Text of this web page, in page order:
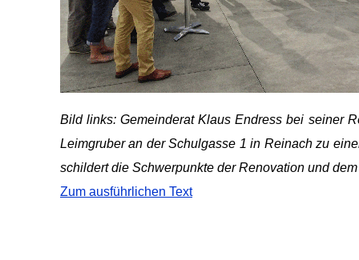
Bild links: Gemeinderat Klaus Endress bei seiner
Leimgruber an der Schulgasse 1 in Reinach zu
schildert die Schwerpunkte der Renovation und
Zum ausführlichen Text